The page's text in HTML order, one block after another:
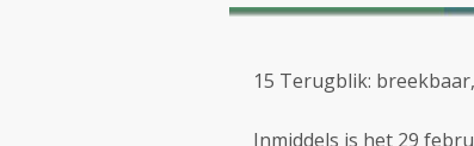
15 Terugblik:
Inmiddels is het 29